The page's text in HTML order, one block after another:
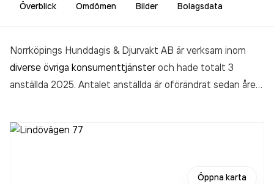
Överblick Omdömen Bilder Bolagsdata
Norrköpings Hunddagis & Djurvakt AB är verksam inom
diverse övriga konsumenttjänsteroch hade totalt 3
anställda 2025. Antalet anställda är oförändrat sedan året
1 752 000,00 kr
Öppna karta